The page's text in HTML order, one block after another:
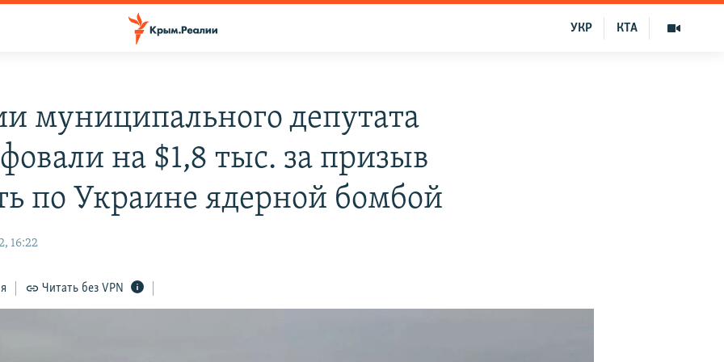
КТА
УКР
муниципального депутата
на $1,8 тыс. за призыв
по Украине ядерной бомбой
16:22
Читать без VPN